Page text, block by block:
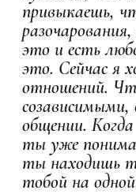
привыкаешь,
это и есть
это. Сейчас я
отношений.
общении.
ты уже
ты находишь
тобой на